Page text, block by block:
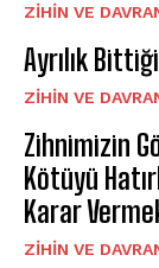
⁠ZIHIN VE
Ayrılık
⁠ZIHIN VE
Zihnimizin
Kötüyü
Karar
⁠ZIHIN VE